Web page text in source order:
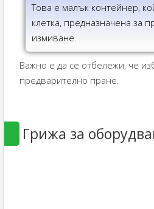
Това е малък контейнер,
клетка, предназначена за
измиване.
Важно е да се отбележи, че
предварително пране.
Грижа за